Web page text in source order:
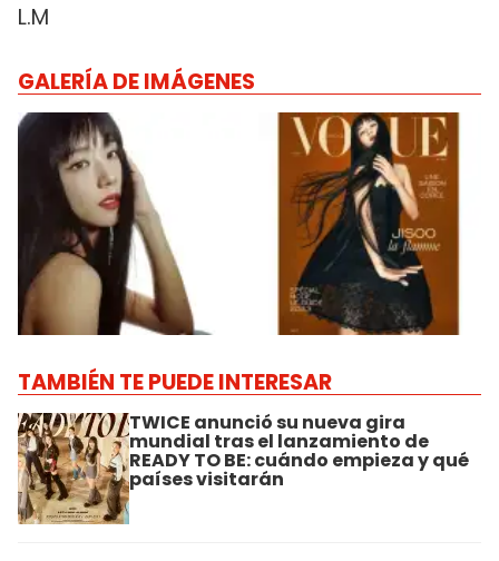
L.M
GALERÍA DE IMÁGENES
TAMBIÉN TE PUEDE INTERESAR
TWICE anunció su nueva gira
mundial tras el lanzamiento de
READY TO BE: cuándo empieza y qué
países visitarán